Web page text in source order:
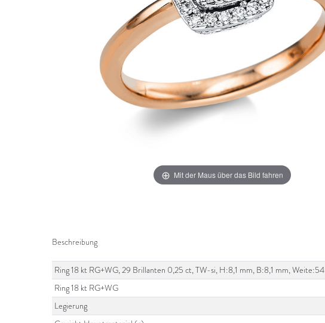
Mit der Maus über das Bild fahren
Beschreibung
Ring 18 kt RG+WG, 29 Brillanten 0,25 ct, TW-si, H:8,1 mm, B:8,1 mm, Weite:54
Ring 18 kt RG+WG
Legierung